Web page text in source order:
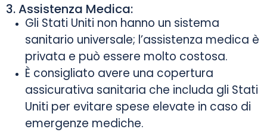
3. Assistenza Medica:
Gli Stati Uniti non hanno un sistema
sanitario universale; l’assistenza medica è
privata e può essere molto costosa.
È consigliato avere una copertura
assicurativa sanitaria che includa gli Stati
Uniti per evitare spese elevate in caso di
emergenze mediche.